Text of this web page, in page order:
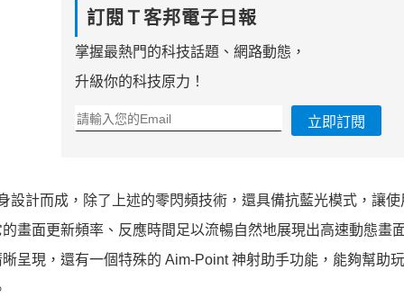
訂閱Ｔ客邦電子日報
掌握最熱門的科技話題、網路動態，
升級你的科技原力！
立即訂閱
計而成，除了上述的零閃頻技術，還具備抗藍光模式，讓使
畫面更新頻率、反應時間足以流暢自然地展現出高速動態畫
呈現，還有一個特殊的 Aim-Point 神射助手功能，能夠幫助